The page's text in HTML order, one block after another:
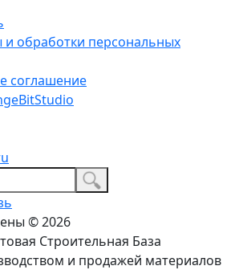
обработки персональных
соглашение
© 2026
Строительная База
и продажей материалов